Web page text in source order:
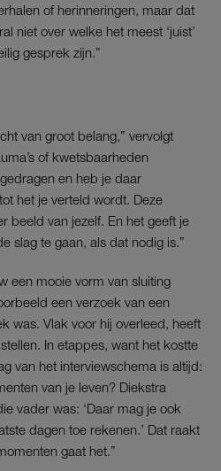
of herinneringen, maar dat
niet over welke het meest ‘juist’
gesprek zijn.”
van groot belang,” vervolgt
of kwetsbaarheden
en heb je daar
het je verteld wordt. Deze
beeld van jezelf. En het geeft je
slag te gaan, als dat nodig is.”
een mooie vorm van sluiting
een verzoek van een
was. Vlak voor hij overleed, heeft
In etappes, want het kostte
van het interviewschema is altijd:
van je leven? Diekstra
vader was: ‘Daar mag je ook
dagen toe rekenen.’ Dat raakt
gaat het.”